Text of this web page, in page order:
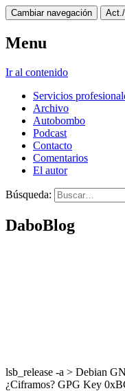
Cambiar navegación
Menu
Ir al contenido
Servicios
Archivo
Autobombo
Podcast
Contacto
Comentarios
El autor
Búsqueda:
DaboBlog
lsb_release -a > Debian
¿Ciframos? GPG Key